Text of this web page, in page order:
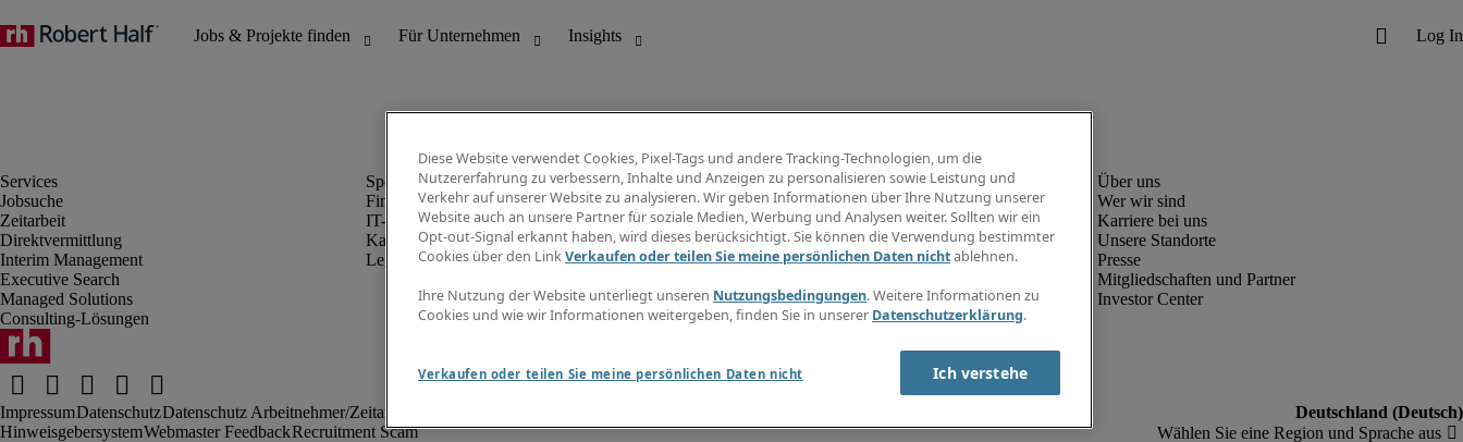
Jobsuche
Zeitarbeit
Direktvermittlung
Interim Management
Executive Search
Managed Solutions
Consulting-Lösungen
Finanz- & Rechnungswesen
IT-Bereich
Kaufmännischer Bereich
Legal
Info Center
Jobübersicht
Gehaltsübersicht
E-Learning
Wer wir sind
Karriere bei uns
Unsere Standorte
Presse
Mitgliedschaften und Partner
Investor Center
ImpressumDatenschutzDatenschutz Arbeitnehmer/Zeitarbeitskräfte
HinweisgebersystemWebmaster FeedbackRecruitment Scam
Diese Website verwendet Cookies, Pixel-Tags und andere Tracking-Technologien, um die
Nutzererfahrung zu verbessern, Inhalte und Anzeigen zu personalisieren sowie Leistung und
Verkehr auf unserer Website zu analysieren. Wir geben Informationen über Ihre Nutzung unserer
Website auch an unsere Partner für soziale Medien, Werbung und Analysen weiter. Sollten wir ein
Opt-out-Signal erkannt haben, wird dieses berücksichtigt. Sie können die Verwendung bestimmter
Cookies über den LinkVerkaufen oder teilen Sie meine persönlichen Daten nichtablehnen.
Ihre Nutzung der Website unterliegt unseren Nutzungsbedingungen. Weitere Informationen zu
Cookies und wie wir Informationen weitergeben, finden Sie in unserer Datenschutzerklärung.
Verkaufen oder teilen Sie meine persönlichen Daten nicht Ich verstehe